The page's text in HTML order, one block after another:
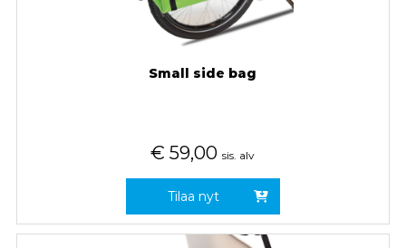
Small side bag
€ 59,00 sis. alv
Tilaa nyt